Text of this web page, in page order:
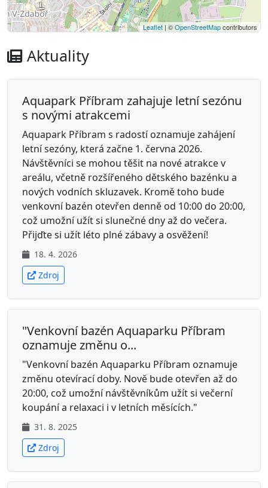
Leaflet | ©OpenStreetMapcontributors
Aktuality
Aquapark Příbram zahajuje letní sezónu
s novými atrakcemi
Aquapark Příbram s radostí oznamuje zahájení
letní sezóny, která začne 1. června 2026.
Návštěvníci se mohou těšit na nové atrakce v
areálu, včetně rozšířeného dětského bazénku a
nových vodních skluzavek. Kromě toho bude
venkovní bazén otevřen denně od 10:00 do 20:00,
což umožní užít si slunečné dny až do večera.
Přijďte si užít léto plné zábavy a osvěžení!
18. 4. 2026
Zdroj
"Venkovní bazén Aquaparku Příbram
oznamuje změnu o...
"Venkovní bazén Aquaparku Příbram oznamuje
změnu otevírací doby. Nově bude otevřen až do
20:00, což umožní návštěvníkům užít si večerní
koupání a relaxaci i v letních měsících."
31. 8. 2025
Zdroj